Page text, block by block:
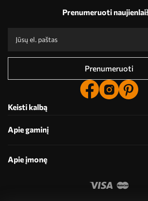
Prenumeruoti
Prenumeruoti
Keisti kalbą
Apie gaminį
Apie įmonę